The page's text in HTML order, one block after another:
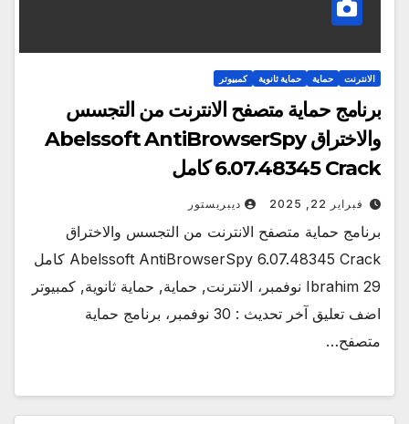
الانترنت حماية حماية ثانوية كمبيوتر
برنامج حماية متصفح الانترنت من التجسس
والاختراق Abelssoft AntiBrowserSpy
6.07.48345 Crack كامل
فبراير 22, 2025 ديبريستور
برنامج حماية متصفح الانترنت من التجسس والاختراق
Abelssoft AntiBrowserSpy 6.07.48345 Crack كامل
Ibrahim 29 نوفمبر، الانترنت, حماية, حماية ثانوية, كمبيوتر
اضف تعليق آخر تحديث : 30 نوفمبر، برنامج حماية
متصفح…